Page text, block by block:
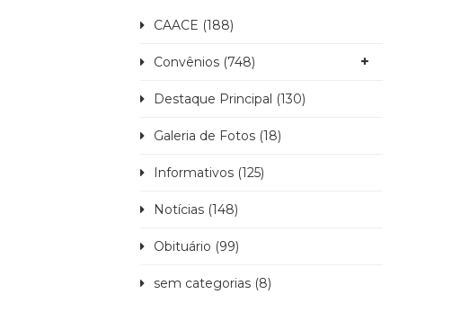
CAACE (188)
Convênios (748)
Destaque Principal (130)
Galeria de Fotos (18)
Informativos (125)
Notícias (148)
Obituário (99)
sem categorias (8)